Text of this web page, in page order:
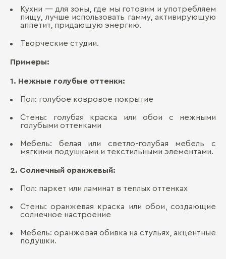
Кухни — для зоны, где мы готовим и употребляем
пищу, лучше использовать гамму, активирующую
аппетит, придающую энергию.
Творческие студии.
Примеры:
1. Нежные голубые оттенки:
Пол: голубое ковровое покрытие
Стены: голубая краска или обои с нежными
голубыми оттенками
Мебель: белая или светло-голубая мебель с
мягкими подушками и текстильными элементами.
2. Солнечный оранжевый:
Пол: паркет или ламинат в теплых оттенках
Стены: оранжевая краска или обои, создающие
солнечное настроение
Мебель: оранжевая обивка на стульях, акцентные
подушки.